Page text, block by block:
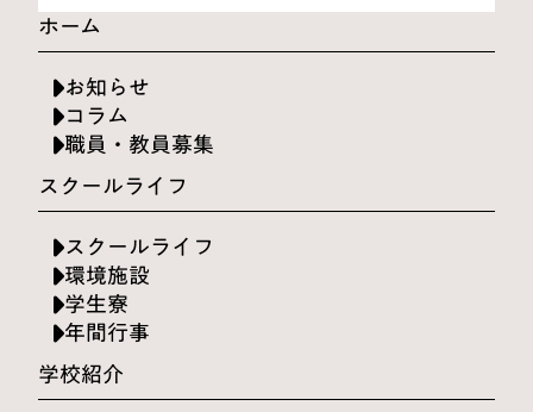
ホーム
お知らせ
コラム
職員・教員募集
スクールライフ
スクールライフ
環境施設
学生寮
年間行事
学校紹介